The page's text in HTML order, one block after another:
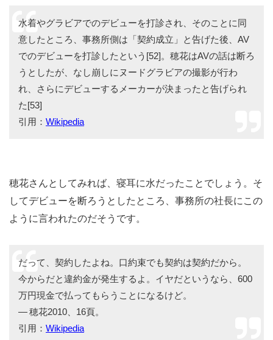
水着やグラビアでのデビューを打診され、そのことに同
意したところ、事務所側は「契約成立」と告げた後、AV
でのデビューを打診したという[52]。穂花はAVの話は断ろ
うとしたが、なし崩しにヌードグラビアの撮影が行わ
れ、さらにデビューするメーカーが決まったと告げられ
た[53]
引用： Wikipedia
穂花さんとしてみれば、寝耳に水だったことでしょう。そ
してデビューを断ろうとしたところ、事務所の社長にこの
ように言われたのだそうです。
だって、契約したよね。口約束でも契約は契約だから。
今からだと違約金が発生するよ。イヤだというなら、600
万円現金で払ってもらうことになるけど。
— 穂花2010、16頁。
引用： Wikipedia